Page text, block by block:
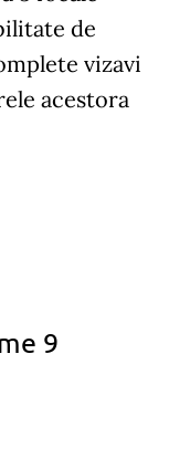
de
vizavi
acestora
9